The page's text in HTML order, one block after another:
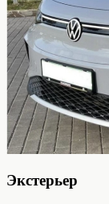
Экстерьер